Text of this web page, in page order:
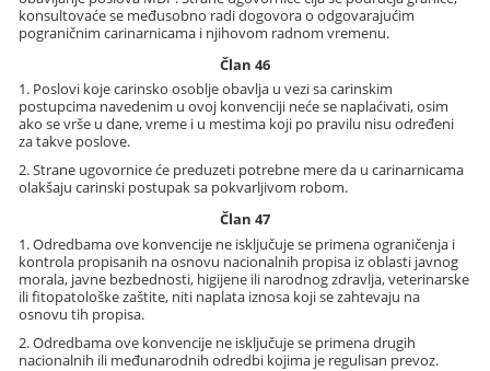
konsultovaće se međusobno radi dogovora o odgovarajućim
pograničnim carinarnicama i njihovom radnom vremenu.
Član 46
1. Poslovi koje carinsko osoblje obavlja u vezi sa carinskim
postupcima navedenim u ovoj konvenciji neće se naplaćivati, osim
ako se vrše u dane, vreme i u mestima koji po pravilu nisu određeni
za takve poslove.
2. Strane ugovornice će preduzeti potrebne mere da u carinarnicama
olakšaju carinski postupak sa pokvarljivom robom.
Član 47
1. Odredbama ove konvencije ne isključuje se primena ograničenja i
kontrola propisanih na osnovu nacionalnih propisa iz oblasti javnog
morala, javne bezbednosti, higijene ili narodnog zdravlja, veterinarske
ili fitopatološke zaštite, niti naplata iznosa koji se zahtevaju na
osnovu tih propisa.
2. Odredbama ove konvencije ne isključuje se primena drugih
nacionalnih ili međunarodnih odredbi kojima je regulisan prevoz.